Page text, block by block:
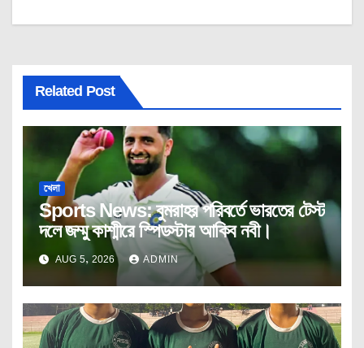
Related Post
খেলা
Sports News: বুমরাহর পরিবর্তে ভারতের টেস্ট
দলে জম্মু কাশ্মীরে স্পিডস্টার আকিব নবী।
AUG 5, 2026 ADMIN